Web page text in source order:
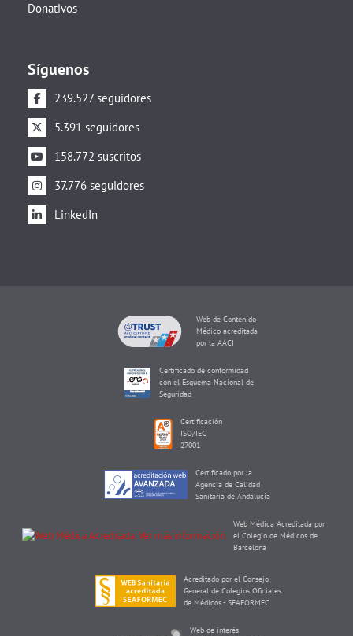
Donativos
Síguenos
239.527 seguidores
5.391 seguidores
158.772 suscritos
37.776 seguidores
LinkedIn
Web de Contenido
Médico acreditada
por la AACI
Certificado de conformidad
con el Esquema Nacional de
Seguridad
Certificación
ISO/IEC
27001
Certificado por la
Agencia de Calidad
Sanitaria de Andalucía
Web Médica Acreditada por
el Colegio de Médicos de
Barcelona
Acreditado por el Consejo
General de Colegios Oficiales
de Médicos - SEAFORMEC
Web de interés